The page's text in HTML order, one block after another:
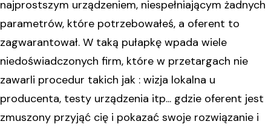
najprostszym urządzeniem, niespełniającym żadnych
parametrów, które potrzebowałeś, a oferent to
zagwarantował. W taką pułapkę wpada wiele
niedoświadczonych firm, które w przetargach nie
zawarli procedur takich jak : wizja lokalna u
producenta, testy urządzenia itp... gdzie oferent jest
zmuszony przyjąć cię i pokazać swoje rozwiązanie i